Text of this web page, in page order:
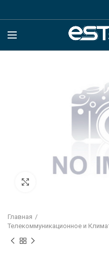
Главная
Телекоммуникационное и